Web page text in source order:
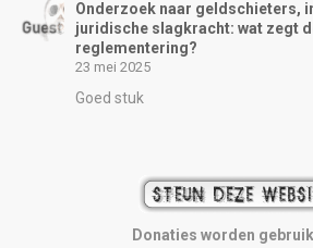
Onderzoek naar geldschieters,
juridische slagkracht: wat zegt
reglementering?
23 mei 2025
Goed stuk
Donaties worden